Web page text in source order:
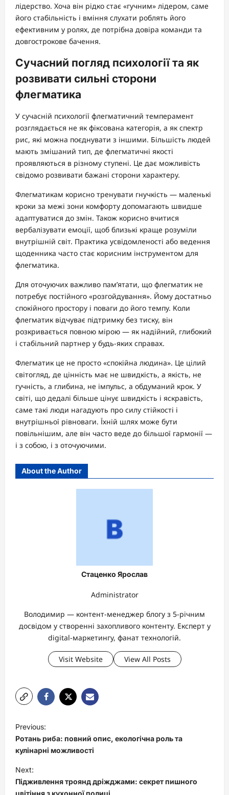
лідерство. Хоча він рідко стає «гучним» лідером, саме
його стабільність і вміння слухати роблять його
ефективним у ролях, де потрібна довіра команди та
довгострокове бачення.
Сучасний погляд психології та як
розвивати сильні сторони
флегматика
У сучасній психології флегматичний темперамент
розглядається не як фіксована категорія, а як спектр
рис, які можна поєднувати з іншими. Більшість людей
мають змішаний тип, де флегматичні якості
проявляються в різному ступені. Це дає можливість
свідомо розвивати бажані сторони характеру.
Флегматикам корисно тренувати гнучкість — маленькі
кроки за межі зони комфорту допомагають швидше
адаптуватися до змін. Також корисно вчитися
вербалізувати емоції, щоб близькі краще розуміли
внутрішній світ. Практика усвідомленості або ведення
щоденника часто стає корисним інструментом для
флегматика.
Для оточуючих важливо пам’ятати, що флегматик не
потребує постійного «розгойдування». Йому достатньо
спокійного простору і поваги до його темпу. Коли
флегматик відчуває підтримку без тиску, він
розкривається повною мірою — як надійний, глибокий
і стабільний партнер у будь-яких справах.
Флегматик це не просто «спокійна людина». Це цілий
світогляд, де цінність має не швидкість, а якість, не
гучність, а глибина, не імпульс, а обдуманий крок. У
світі, що дедалі більше цінує швидкість і яскравість,
саме такі люди нагадують про силу стійкості і
внутрішньої рівноваги. Їхній шлях може бути
повільнішим, але він часто веде до більшої гармонії —
і з собою, і з оточуючими.
About the Author
Стаценко Ярослав
Administrator
Володимир — контент-менеджер блогу з 5-річним
досвідом у створенні захопливого контенту. Експерт у
digital-маркетингу, фанат технологій.
Visit Website View All Posts
P
o
s
t
n
Previous:
Ротань риба: повний опис, екологічна роль та
кулінарні можливості
Next:
Підживлення троянд дріжджами: секрет пишного